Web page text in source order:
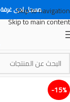
Skip to navigation
Skip to main content
مسجل لدى غرفة
15%-